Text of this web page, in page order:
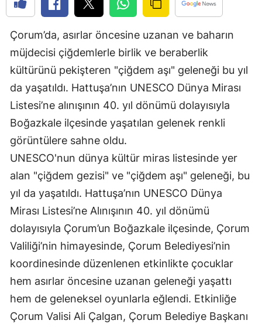
Elazığ
Erzincan
Erzurum
Eskişehir
Gaziantep
Giresun
Hakkari
Hatay
Isparta
Mersin
İstanbul
İzmir
Kars
Çorum’da, asırlar öncesine uzanan ve baharın
müjdecisi çiğdemlerle birlik ve beraberlik
kültürünü pekişteren "çiğdem aşı" geleneği bu yıl
da yaşatıldı. Hattuşa’nın UNESCO Dünya Mirası
Listesi’ne alınışının 40. yıl dönümü dolayısıyla
Boğazkale ilçesinde yaşatılan gelenek renkli
görüntülere sahne oldu.
UNESCO'nun dünya kültür miras listesinde yer
alan "çiğdem gezisi" ve "çiğdem aşı" geleneği, bu
yıl da yaşatıldı. Hattuşa’nın UNESCO Dünya
Mirası Listesi’ne Alınışının 40. yıl dönümü
dolayısıyla Çorum’un Boğazkale ilçesinde, Çorum
Valiliği’nin himayesinde, Çorum Belediyesi’nin
koordinesinde düzenlenen etkinlikte çocuklar
hem asırlar öncesine uzanan geleneği yaşattı
hem de geleneksel oyunlarla eğlendi. Etkinliğe
Çorum Valisi Ali Çalgan, Çorum Belediye Başkanı